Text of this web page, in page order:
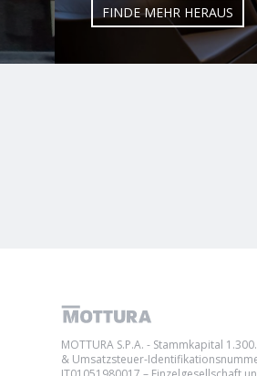
FINDE MEHR HERAUS
MOTTURA S.P.A. - Stammkapital
& Umsatzsteuer-